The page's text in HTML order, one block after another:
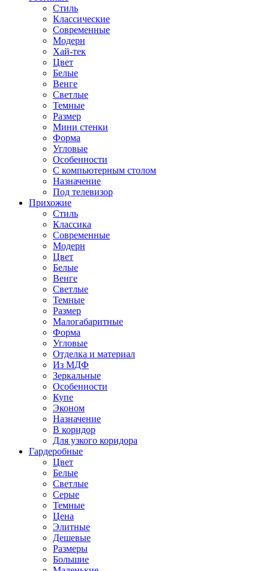
Стиль
Классические
Современные
Модерн
Хай-тек
Цвет
Белые
Венге
Светлые
Темные
Размер
Мини стенки
Форма
Угловые
Особенности
С компьютерным столом
Назначение
Под телевизор
Прихожие
Стиль
Классика
Современные
Модерн
Цвет
Белые
Венге
Светлые
Темные
Размер
Малогабаритные
Форма
Угловые
Отделка и материал
Из МДФ
Зеркальные
Особенности
Купе
Эконом
Назначение
В коридор
Для узкого коридора
Гардеробные
Цвет
Белые
Светлые
Серые
Темные
Цена
Элитные
Дешевые
Размеры
Большие